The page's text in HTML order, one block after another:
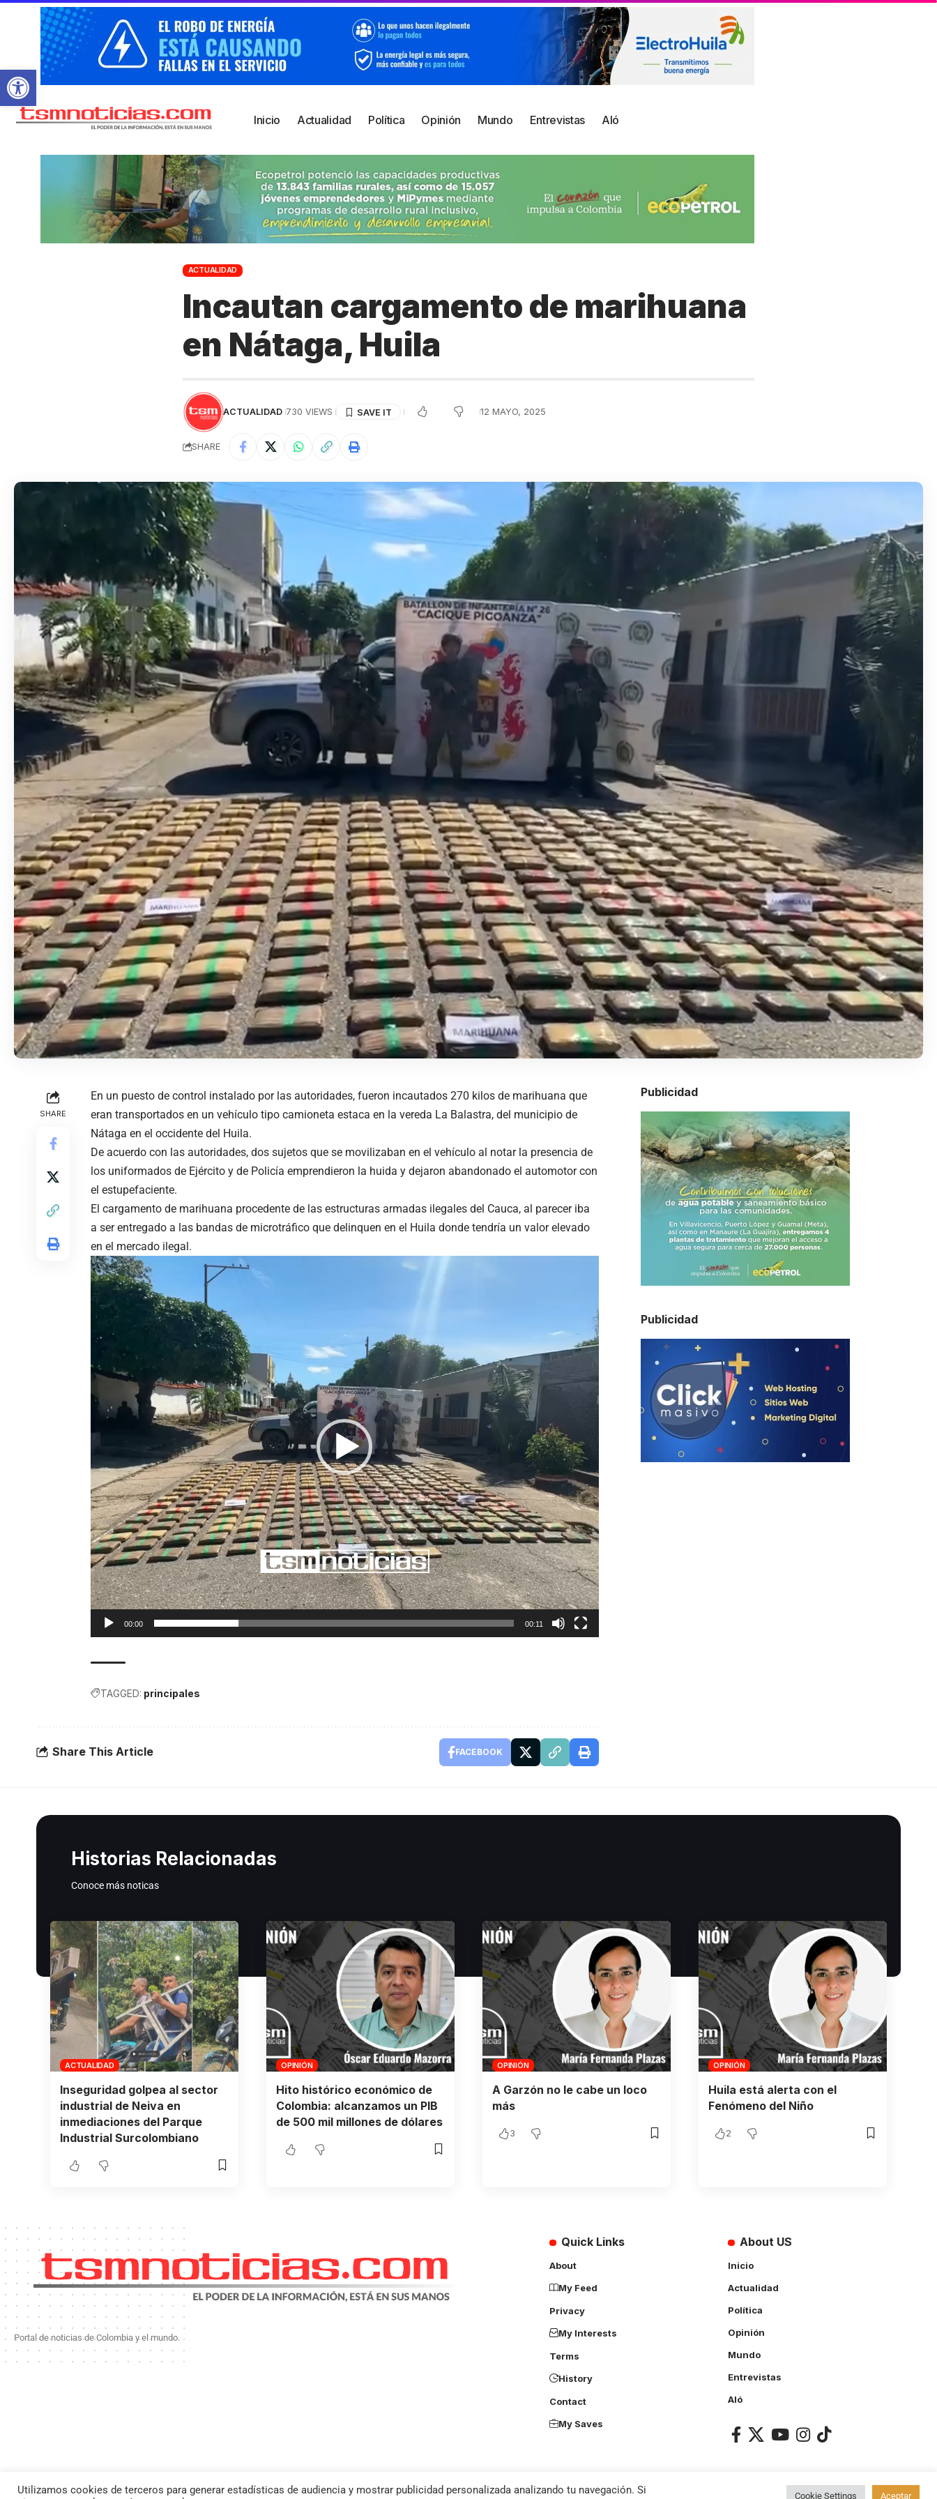
Abrir barra de herramientas
By using this site, you agree to thePrivacy Policy andTerms of Use.
Inicio Actualidad Política Opinión Mundo Entrevistas Aló
ACTUALIDAD
Incautan cargamento de marihuana
en Nátaga, Huila
ACTUALIDAD 730 VIEWS 12 MAYO, 2025
SHARE
SHARE
En un puesto de control instalado por las autoridades, fueron incautados 270 kilos de marihuana que
eran transportados en un vehículo tipo camioneta estaca en la vereda La Balastra, del municipio de
Nátaga en el occidente del Huila.
De acuerdo con las autoridades, dos sujetos que se movilizaban en el vehículo al notar la presencia de
los uniformados de Ejército y de Policía emprendieron la huida y dejaron abandonado el automotor con
el estupefaciente.
El cargamento de marihuana procedente de las estructuras armadas ilegales del Cauca, al parecer iba
a ser entregado a las bandas de microtráfico que delinquen en el Huila donde tendría un valor elevado
en el mercado ilegal.
Reproductor
de
vídeo
00:00 00:11
TAGGED: principales
Share This Article FACEBOOK
Publicidad
Publicidad
Historias Relacionadas
Conoce más noticas
ACTUALIDAD
Inseguridad golpea al sector
industrial de Neiva en
inmediaciones del Parque
Industrial Surcolombiano
OPINIÓN
Hito histórico económico de
Colombia: alcanzamos un PIB
de 500 mil millones de dólares
OPINIÓN
A Garzón no le cabe un loco
más
3
OPINIÓN
Huila está alerta con el
Fenómeno del Niño
2
Portal de noticias de Colombia y el mundo.
Quick Links
About
My Feed
Privacy
My Interests
Terms
History
Contact
My Saves
About US
Inicio
Actualidad
Política
Opinión
Mundo
Entrevistas
Aló
Utilizamos cookies de terceros para generar estadísticas de audiencia y mostrar publicidad personalizada analizando tu navegación. Si
Cookie Settings Aceptar